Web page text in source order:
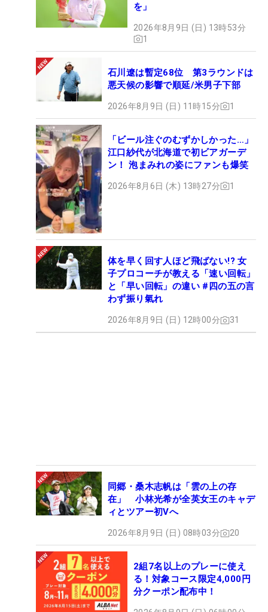
を」
2026年8月9日 (日) 13時53分
1
石川遼は暫定68位 第3ラウンドは
悪天候の影響で順延/米男子下部
2026年8月9日 (日) 11時15分 1
「ビール注ぐのむずかしかった…」
江口紗代が北海道で初ビアガーデ
ン！ 泡まみれの姿にファンも爆笑
2026年8月6日 (木) 13時27分 1
体を早く回す人ほど飛ばない!? 女
子プロコーチが教える「速い回転」
と「早い回転」の違い #四の五の言
わず振り氣れ
2026年8月9日 (日) 12時00分 31
同郷・桑木志帆は「雲の上の存
在」 小林光希が全英女王のキャデ
ィとツアー初Vへ
2026年8月9日 (日) 08時03分 20
2組7名以上のプレーに使え
る！対象コース限定4,000円
分クーポン配布中！